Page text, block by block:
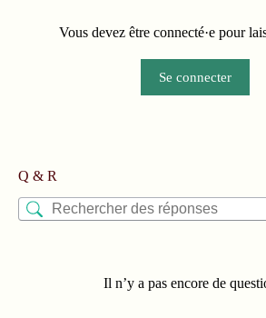
Vous devez être connecté·e pour
Se connecter
Q & R
Il n’y a pas encore de